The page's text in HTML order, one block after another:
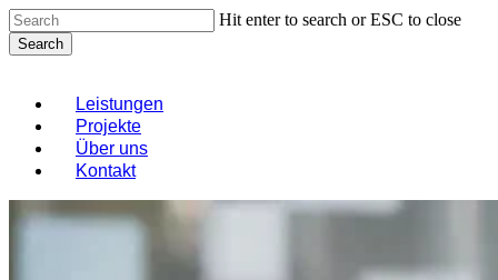
Skip
to
main
Hit enter to search or ESC to close
Search
Menu
Leistungen
Projekte
Über uns
Kontakt